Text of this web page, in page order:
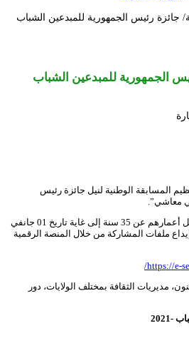
جائزة رئيس الجمهورية للمبدعين الشباب
الجمهورية للمبدعين الشباب
المسابقة الوطنية لنيل جائزة رئيس
معاشي”.
وتدعو المبدعين الشباب الذين تقل أعمارهم عن 35 سنة إلى غاية تاريخ 01 جانفي
إيداع ملفات المشاركة من خلال المنصة الرقمية
https://e-
مديريات الثقافة بمختلف الولايات، دور